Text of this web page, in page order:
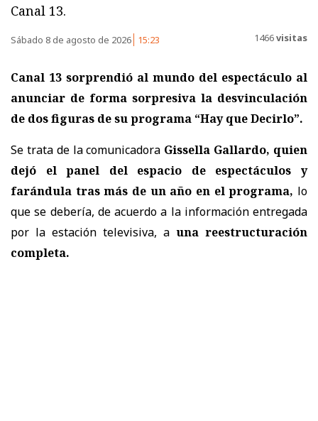
Canal 13.
Sábado 8 de agosto de 2026 15:23 1466visitas
Canal 13 sorprendió al mundo del espectáculo al
anunciar de forma sorpresiva la desvinculación
de dos figuras de su programa “Hay que Decirlo”.
Se trata de la comunicadora Gissella Gallardo, quien
dejó el panel del espacio de espectáculos y
farándula tras más de un año en el programa, lo
que se debería, de acuerdo a la información entregada
por la estación televisiva, a una reestructuración
completa.